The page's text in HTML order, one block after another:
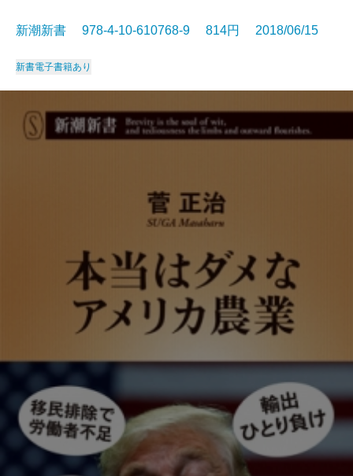
新潮新書 978-4-10-610768-9 814円 2018/06/15
新書電子書籍あり